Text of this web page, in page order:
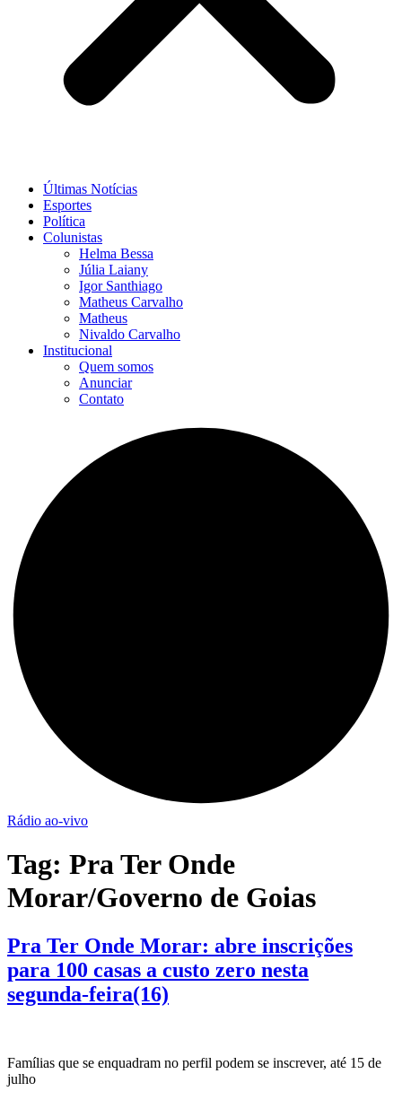
Últimas Notícias
Esportes
Política
Colunistas
Helma Bessa
Júlia Laiany
Igor Santhiago
Matheus Carvalho
Matheus
Nivaldo Carvalho
Institucional
Quem somos
Anunciar
Contato
Rádio ao-vivo
Tag: Pra Ter Onde
Morar/Governo de Goias
Pra Ter Onde Morar: abre inscrições
para 100 casas a custo zero nesta
segunda-feira(16)
Famílias que se enquadram no perfil podem se inscrever, até 15 de
julho